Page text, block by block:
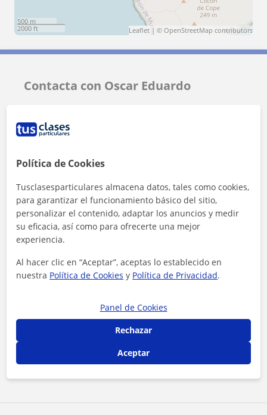
500 m
2000 ft
Leaflet | © OpenStreetMap contributors
Contacta con Oscar Eduardo
Tarifa
Al hacer clic, aceptas nuestroaviso legal
Contactar ahora
Política de Cookies
Tusclasesparticulares almacena datos, tales como cookies,
para garantizar el funcionamiento básico del sitio,
personalizar el contenido, adaptar los anuncios y medir
su eficacia, así como para ofrecerte una mejor
experiencia.
Al hacer clic en “Aceptar”, aceptas lo establecido en
nuestra Política de Cookies y Política de Privacidad.
Panel de Cookies
Rechazar
Aceptar